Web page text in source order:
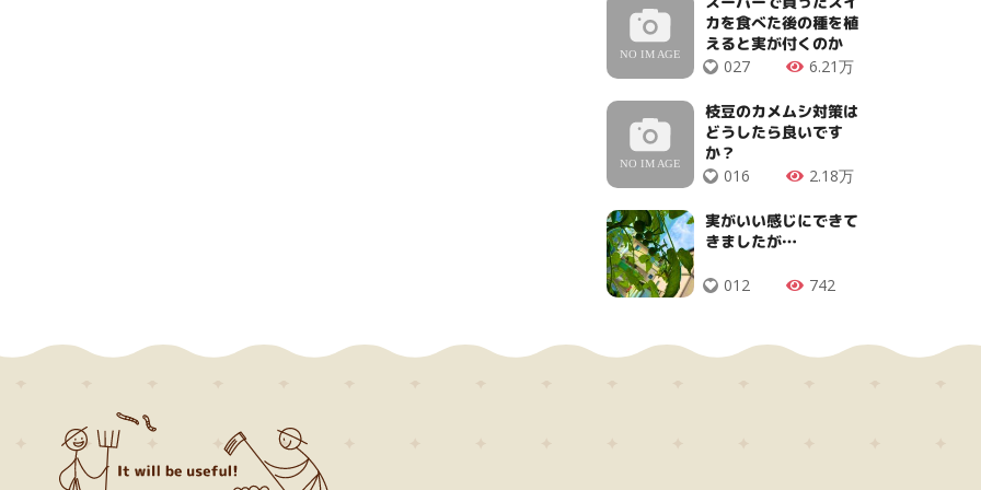
カを食べた後の種を植
えると実が付くのか
027 6.21万
枝豆のカメムシ対策は
どうしたら良いです
か？
016 2.18万
実がいい感じにできて
きましたが…
012 742